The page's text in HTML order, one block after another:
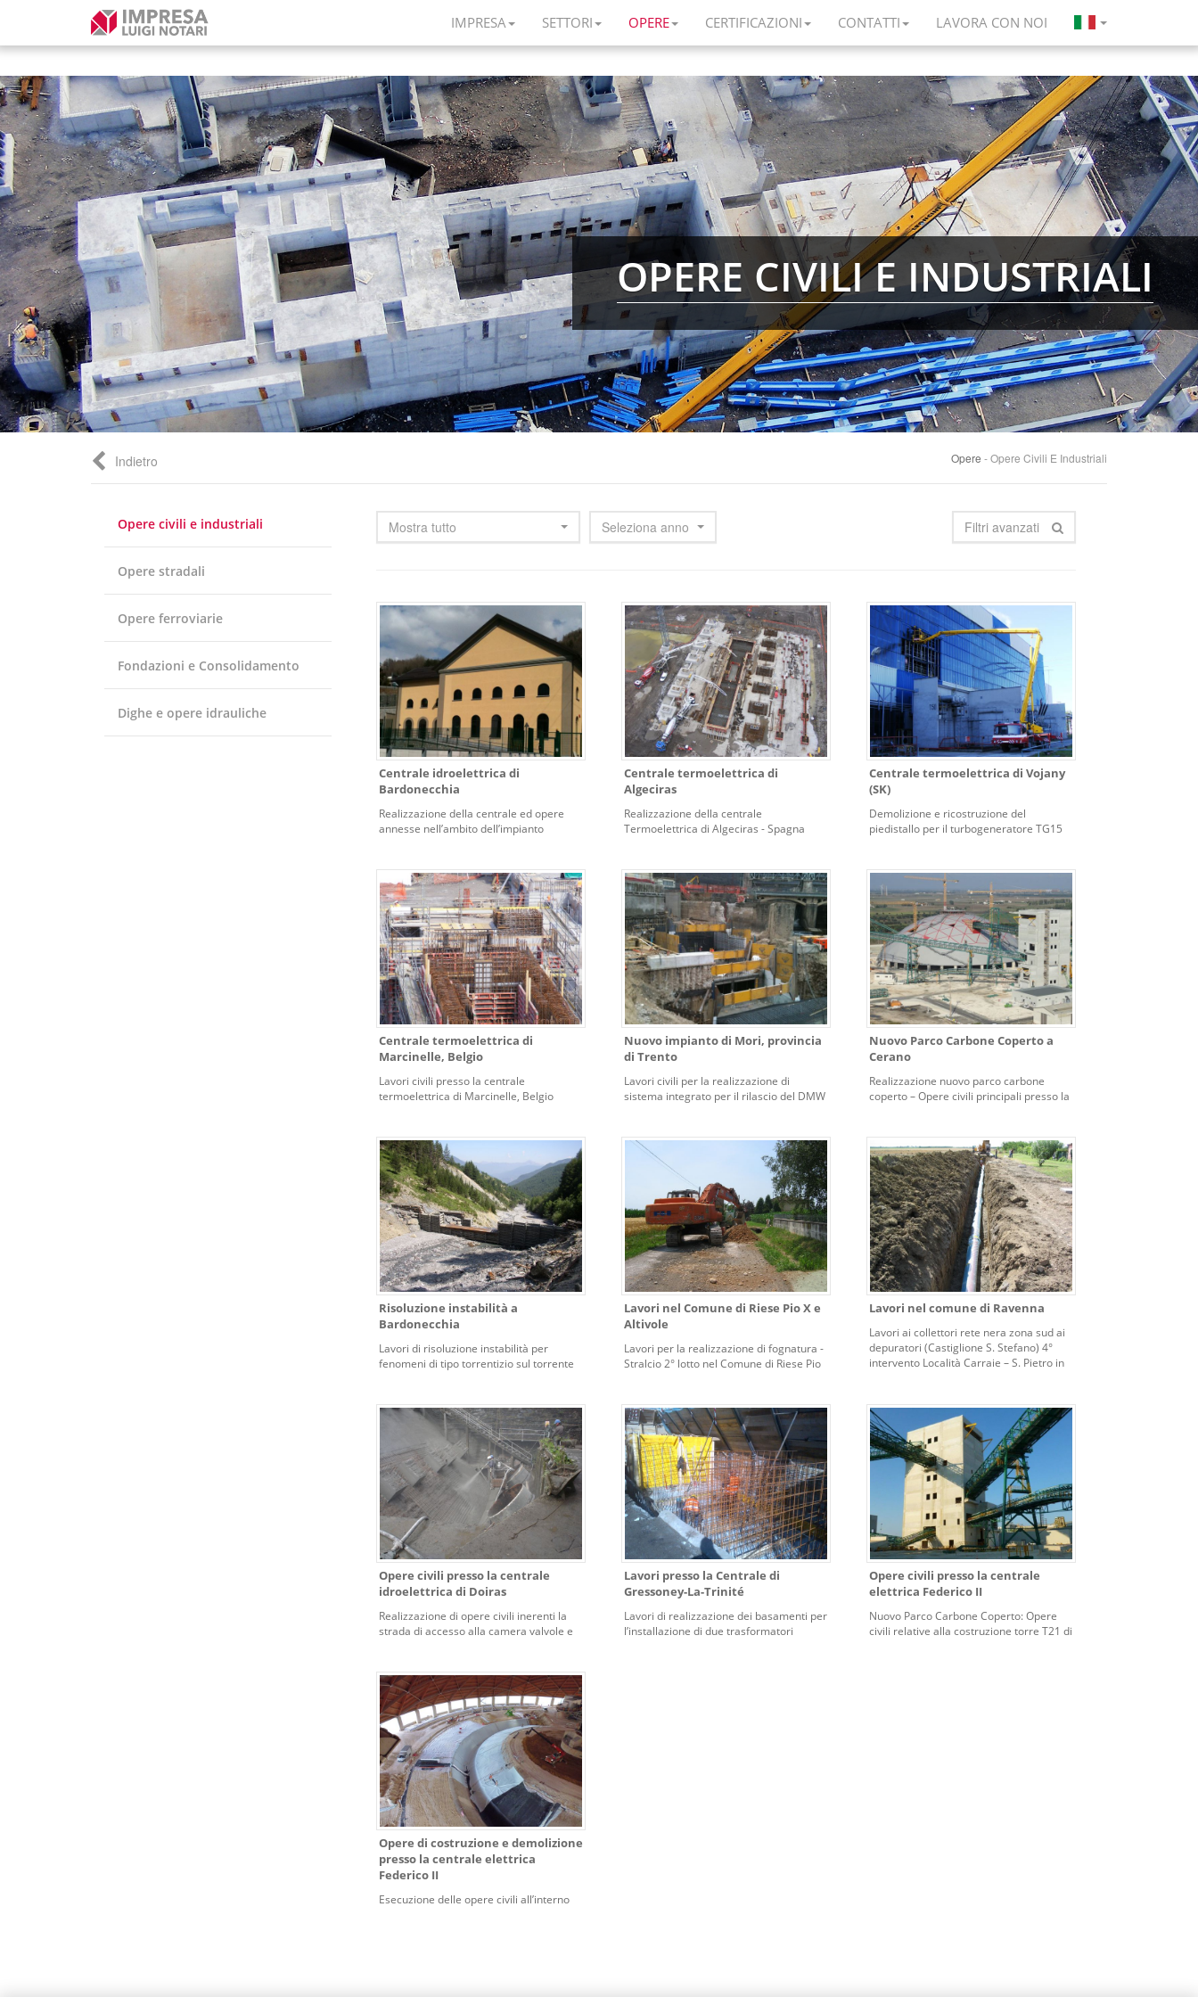
IMPRESA SETTORI OPERE CERTIFICAZIONI CONTATTI LAVORA CON NOI
OPERE CIVILI E INDUSTRIALI
Indietro Opere - Opere Civili E Industriali
Opere civili e industriali
Opere stradali
Opere ferroviarie
Fondazioni e Consolidamento
Dighe e opere idrauliche
Mostra tutto Seleziona anno Filtri avanzati
Centrale idroelettrica di
Bardonecchia
Realizzazione della centrale ed opere
annesse nell’ambito dell’impianto
Centrale termoelettrica di
Algeciras
Realizzazione della centrale
Termoelettrica di Algeciras - Spagna
Centrale termoelettrica di Vojany
(SK)
Demolizione e ricostruzione del
piedistallo per il turbogeneratore TG15
Centrale termoelettrica di
Marcinelle, Belgio
Lavori civili presso la centrale
termoelettrica di Marcinelle, Belgio
Nuovo impianto di Mori, provincia
di Trento
Lavori civili per la realizzazione di
sistema integrato per il rilascio del DMW
Nuovo Parco Carbone Coperto a
Cerano
Realizzazione nuovo parco carbone
coperto – Opere civili principali presso la
Risoluzione instabilità a
Bardonecchia
Lavori di risoluzione instabilità per
fenomeni di tipo torrentizio sul torrente
Lavori nel Comune di Riese Pio X e
Altivole
Lavori per la realizzazione di fognatura -
Stralcio 2° lotto nel Comune di Riese Pio
Lavori nel comune di Ravenna
Lavori ai collettori rete nera zona sud ai
depuratori (Castiglione S. Stefano) 4°
intervento Località Carraie – S. Pietro in
Opere civili presso la centrale
idroelettrica di Doiras
Realizzazione di opere civili inerenti la
strada di accesso alla camera valvole e
Spagna.
Lavori presso la Centrale di
Gressoney-La-Trinité
Lavori di realizzazione dei basamenti per
l’installazione di due trasformatori
Opere civili presso la centrale
elettrica Federico II
Nuovo Parco Carbone Coperto: Opere
civili relative alla costruzione torre T21 di
Opere di costruzione e demolizione
presso la centrale elettrica
Federico II
Esecuzione delle opere civili all’interno